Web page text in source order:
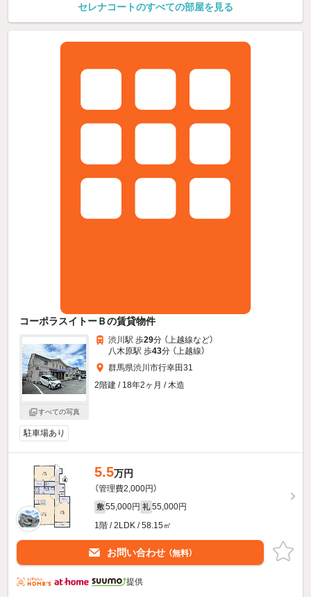
セレナコートのすべての部屋を見る
コーポラスイトーＢの賃貸物件
すべての写真
渋川駅 歩29分 （上越線など）
八木原駅 歩43分 （上越線）
群馬県渋川市行幸田31
2階建 / 18年2ヶ月 / 木造
駐車場あり
5.5万円
（管理費2,000円）
敷 55,000円 礼 55,000円
1階 / 2LDK / 58.15㎡
お問い合わせ （無料）
提供